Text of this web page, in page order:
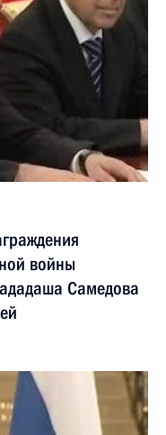
войны
Самедова